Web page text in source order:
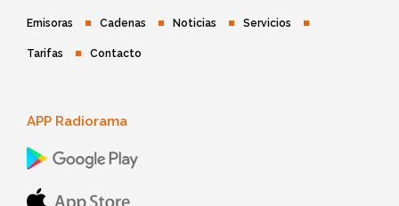
Emisoras Cadenas Noticias Servicios
Tarifas Contacto
APP Radiorama